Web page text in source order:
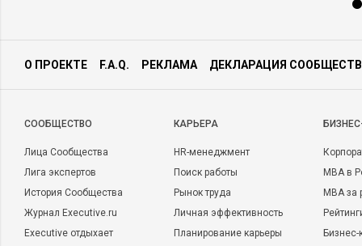
О ПРОЕКТЕ F.A.Q. РЕКЛАМА ДЕКЛАРАЦИЯ
CООБЩЕСТВО
Лица Сообщества
Лига экспертов
История Сообщества
Журнал Executive.ru
Executive отдыхает
КАРЬЕРА
HR-менеджмент
Поиск работы
Рынок труда
Личная эффективность
Планирование карьеры
MBA в
MBA
Бизнес-